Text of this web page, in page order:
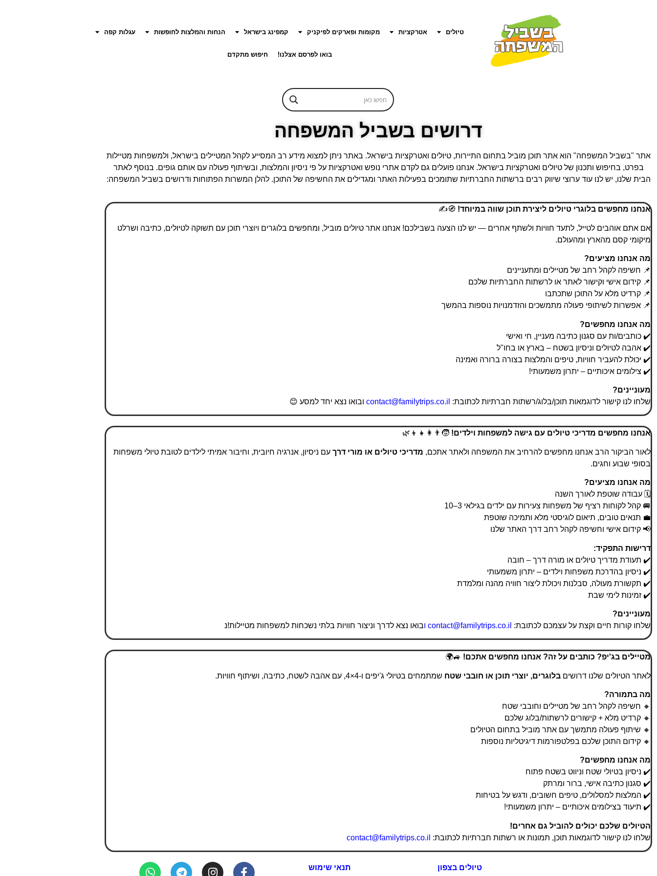
טיולים אטרקציות מקומות ופארקים לפיקניק קמפינג בישראל הנחות והמלצות לחופשות עגלות קפה
בואו לפרסם אצלנו! חיפוש מתקדם
דרושים בשביל המשפחה
אתר "בשביל המשפחה" הוא אתר תוכן מוביל בתחום התיירות, טיולים ואטרקציות בישראל. באתר ניתן למצוא מידע רב המסייע לקהל המטיילים בישראל, ולמשפחות מטיילות
בפרט, בחיפוש ותכנון של טיולים ואטרקציות בישראל. אנחנו פועלים גם לקדם אתרי נופש ואטרקציות על פי ניסיון והמלצות, ובשיתוף פעולה עם אותם גופים. בנוסף לאתר
הבית שלנו, יש לנו עוד ערוצי שיווק רבים ברשתות החברתיות שתומכים בפעילות האתר ומגדילים את החשיפה של התוכן. להלן המשרות הפתוחות ודרושים בשביל המשפחה:
אנחנו מחפשים בלוגרי טיולים ליצירת תוכן שווה במיוחד! 🧭✍️
אם אתם אוהבים לטייל, לתעד חוויות ולשתף אחרים — יש לנו הצעה בשבילכם! אנחנו אתר טיולים מוביל, ומחפשים בלוגרים ויוצרי תוכן עם תשוקה לטיולים, כתיבה ושרלט
מיקומי קסם מהארץ ומהעולם.
מה אנחנו מציעים?
📌 חשיפה לקהל רחב של מטיילים ומתעניינים
📌 קידום אישי וקישור לאתר או לרשתות החברתיות שלכם
📌 קרדיט מלא על התוכן שתכתבו
📌 אפשרות לשיתופי פעולה מתמשכים והזדמנויות נוספות בהמשך
מה אנחנו מחפשים?
✔️ כותבים/ות עם סגנון כתיבה מעניין, חי ואישי
✔️ אהבה לטיולים וניסיון בשטח – בארץ או בחו"ל
✔️ יכולת להעביר חוויות, טיפים והמלצות בצורה ברורה ואמינה
✔️ צילומים איכותיים – יתרון משמעותי!
מעוניינים?
שלחו לנו קישור לדוגמאות תוכן/בלוג/רשתות חברתיות לכתובת: contact@familytrips.co.il ובואו נצא יחד למסע 😊
אנחנו מחפשים מדריכי טיולים עם גישה למשפחות וילדים! 🧒👨‍👩‍👧‍👦🌿
לאור הביקור הרב אנחנו מחפשים להרחיב את המשפחה ולאתר אתכם, מדריכי טיולים או מורי דרך עם ניסיון, אנרגיה חיובית, וחיבור אמיתי לילדים לטובת טיולי משפחות
בסופי שבוע וחגים.
מה אנחנו מציעים?
🗓️ עבודה שוטפת לאורך השנה
🚐 קהל לקוחות רציף של משפחות צעירות עם ילדים בגילאי 3–10
💼 תנאים טובים, תיאום לוגיסטי מלא ותמיכה שוטפת
📢 קידום אישי וחשיפה לקהל רחב דרך האתר שלנו
דרישות התפקיד:
✔️ תעודת מדריך טיולים או מורה דרך – חובה
✔️ ניסיון בהדרכת משפחות וילדים – יתרון משמעותי
✔️ תקשורת מעולה, סבלנות ויכולת ליצור חוויה מהנה ומלמדת
✔️ זמינות לימי שבת
מעוניינים?
שלחו קורות חיים וקצת על עצמכם לכתובת: contact@familytrips.co.il ובואו נצא לדרך וניצור חוויות בלתי נשכחות למשפחות מטיילות!נ
מטיילים בג'יפ? כותבים על זה? אנחנו מחפשים אתכם! 🚙🌍
לאתר הטיולים שלנו דרושים בלוגרים, יוצרי תוכן או חובבי שטח שמתמחים בטיולי ג'יפים ו-4×4, עם אהבה לשטח, כתיבה, ושיתוף חוויות.
מה בתמורה?
🔸 חשיפה לקהל רחב של מטיילים וחובבי שטח
🔸 קרדיט מלא + קישורים לרשתות/בלוג שלכם
🔸 שיתוף פעולה מתמשך עם אתר מוביל בתחום הטיולים
🔸 קידום התוכן שלכם בפלטפורמות דיגיטליות נוספות
מה אנחנו מחפשים?
✔️ ניסיון בטיולי שטח וניווט בשטח פתוח
✔️ סגנון כתיבה אישי, ברור ומרתק
✔️ המלצות למסלולים, טיפים חשובים, ודגש על בטיחות
✔️ תיעוד בצילומים איכותיים – יתרון משמעותי!
הטיולים שלכם יכולים להוביל גם אחרים!
שלחו לנו קישור לדוגמאות תוכן, תמונות או רשתות חברתיות לכתובת: contact@familytrips.co.il
טיולים בצפון תנאי שימוש